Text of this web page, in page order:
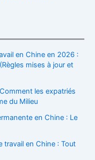
en Chine en 2026 :
mises à jour et
les expatriés
du Milieu
en Chine : Le
travail en Chine : Tout